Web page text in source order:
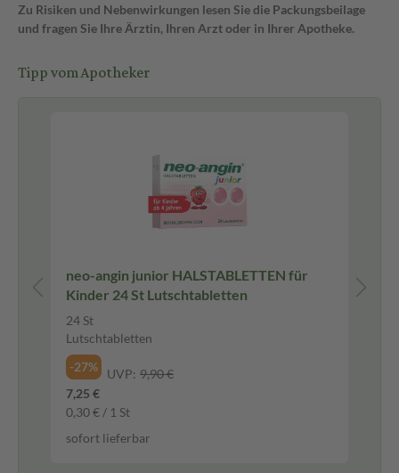
Zu Risiken und Nebenwirkungen lesen Sie die Packungsbeilage
und fragen Sie Ihre Ärztin, Ihren Arzt oder in Ihrer Apotheke.
Tipp vom Apotheker
neo-angin junior HALSTABLETTEN für
Kinder 24 St Lutschtabletten
24 St
Lutschtabletten
-27%
UVP: 9,90 €
7,25 €
0,30 € / 1 St
sofort lieferbar